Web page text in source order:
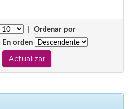
Ordenar por
En orden